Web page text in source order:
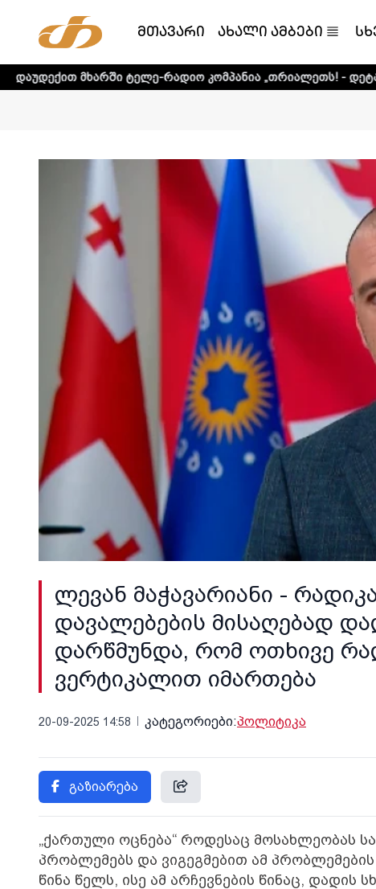
მთავარი ახალი ამბები
ტელე-რადიო კომპანია „თრიალეთს! - დეტალური
ლევან მაჭავარიანი -
დავალებების მისაღებად
დარწმუნდა, რომ ოთხივე
ვერტიკალით იმართება
20-09-2025 14:58 კატეგორიები:პოლიტიკა
გაზიარება
„ქართული ოცნება“ როდესაც მოსახლეობას
პრობლემებს და ვიგეგმებით ამ
წინა წელს, ისე ამ არჩევნების წინაც, დადის